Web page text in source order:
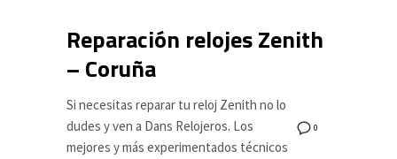
Reparación relojes Zenith
– Coruña
0
Si necesitas reparar tu reloj Zenith no lo
dudes y ven a Dans Relojeros. Los
mejores y más experimentados técnicos